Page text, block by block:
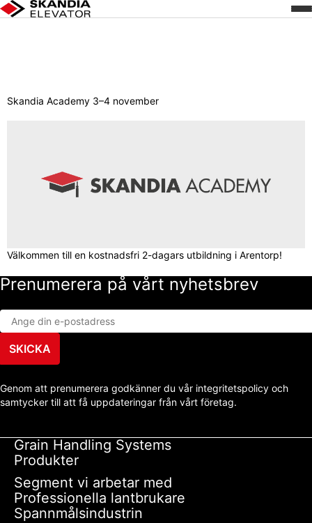
Hoppa
till Dag:18 maj 2026
Skandia Academy 3–4 november
Välkommen till en kostnadsfri 2-dagars utbildning i Arentorp!
Prenumerera på vårt nyhetsbrev
SKICKA
Genom att prenumerera godkänner du vår integritetspolicy och
samtycker till att få uppdateringar från vårt företag.
Grain Handling Systems
Produkter
Segment vi arbetar med
Professionella lantbrukare
Spannmålsindustrin